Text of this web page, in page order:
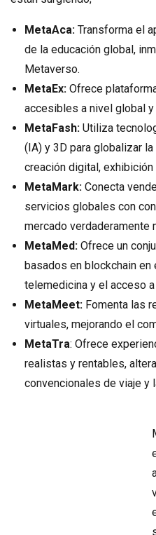
MetaAca: Transforma el
de la educación global,
Metaverso.
MetaEx: Ofrece
accesibles a nivel global y
MetaFash: Utiliza
(IA) y 3D para globalizar
creación digital, exhibición
MetaMark: Conecta
servicios globales con
mercado verdaderamente
MetaMed: Ofrece un
basados ​​en blockchain
telemedicina y el acceso
MetaMeet: Fomenta las
virtuales, mejorando el
MetaTra: Ofrece
realistas y rentables,
convencionales de viaje y